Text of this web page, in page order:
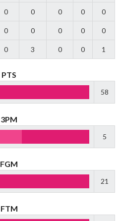
0 0 0 0 0
0 0 0 0 0
0 3 0 0 1
PTS
58
3PM
5
FGM
21
FTM